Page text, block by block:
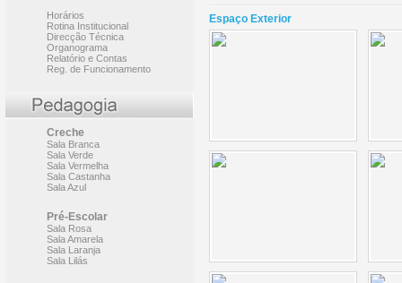
Horários
Rotina Institucional
Direcção Técnica
Organograma
Relatório e Contas
Reg. de Funcionamento
Creche
Sala Branca
Sala Verde
Sala Vermelha
Sala Castanha
Sala Azul
Pré-Escolar
Sala Rosa
Sala Amarela
Sala Laranja
Sala Lilás
Espaço Exterior